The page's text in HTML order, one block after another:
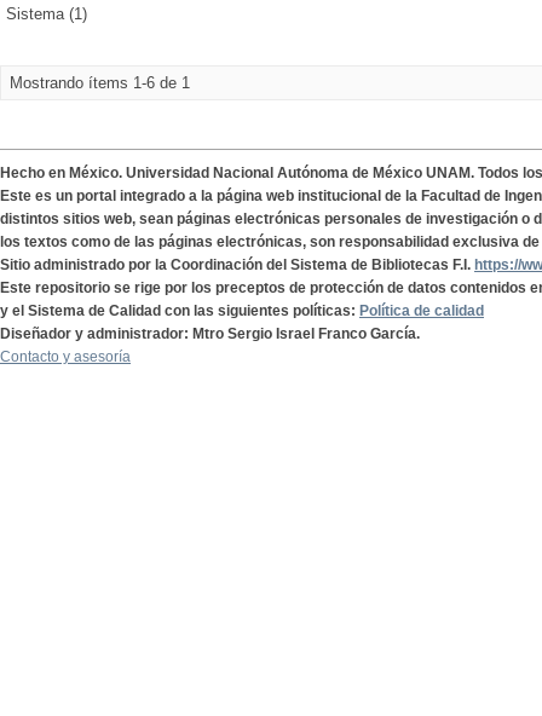
Sistema (1)
Mostrando ítems 1-6 de 1
Hecho en México. Universidad Nacional Autónoma de México UNAM. Todos
Este es un portal integrado a la página web institucional de la Facultad de
distintos sitios web, sean páginas electrónicas personales de investigación o
los textos como de las páginas electrónicas, son responsabilidad exclusiva
Sitio administrado por la Coordinación del Sistema de Bibliotecas F.I. https://
Este repositorio se rige por los preceptos de protección de datos contenidos
y el Sistema de Calidad con las siguientes políticas: Política de calidad
Diseñador y administrador: Mtro Sergio Israel Franco García.
Contacto y asesoría